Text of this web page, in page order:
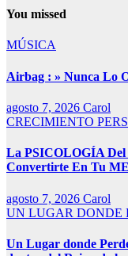
You missed
MÚSICA
Airbag : » Nunca Lo
agosto 7, 2026 Carol
CRECIMIENTO
La PSICOLOGÍA
Convertirte En Tu
agosto 7, 2026 Carol
UN LUGAR DONDE
Un Lugar donde